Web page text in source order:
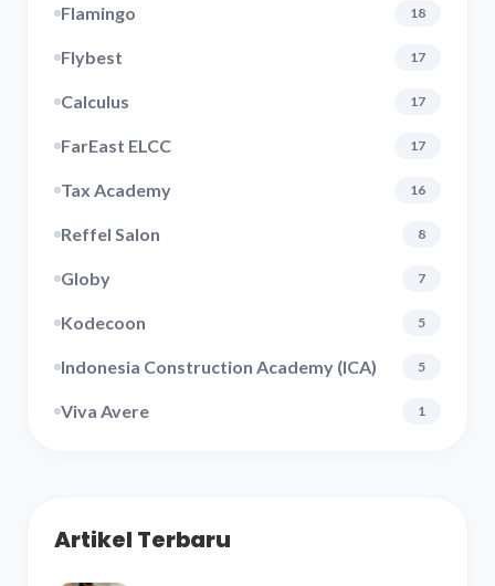
Flamingo 18
Flybest 17
Calculus 17
FarEast ELCC 17
Tax Academy 16
Reffel Salon 8
Globy 7
Kodecoon 5
Indonesia Construction Academy (ICA) 5
Viva Avere 1
Artikel Terbaru